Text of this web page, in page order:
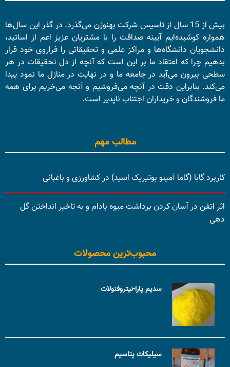
بیش از 15 سال از تاسیس شرکت بهنوژن می‌گذرد. در گذر این سال‌ها
همواره کوشیده‌ایم آیینه صداقت را با مشتریان عزیز اعم از اساتید،
دانشجویان دانشگاه‌ها و مراکز علمی و تحقیقاتی را فراروی خود قرار
بدهیم چرا که اعتقاد ما بر این است که آنچه از دل تحقیقات در هر
سطحی بیرون می‌آید در جامعه ما و در نهایت در منازل ما نمود پیدا
می‌کند. بنابراین دقت در آنچه می‌فروشیم و آنجه می‌خریم برای همه
ما فروشندگان و خریداران اجتناب ناپدیر است.
مطالب مهم
کاربرد گابا (گاما آمینو بوتیریک اسید) در کشاورزی و باغبانی
اثر اتفن در آسان کردن برداشت میوه بادام و به تاخیر انداختن گل
دهی
محبوب‌ترین محصولات
سدیم پارا-نیتروفنولات
سیلیکات پتاسیم